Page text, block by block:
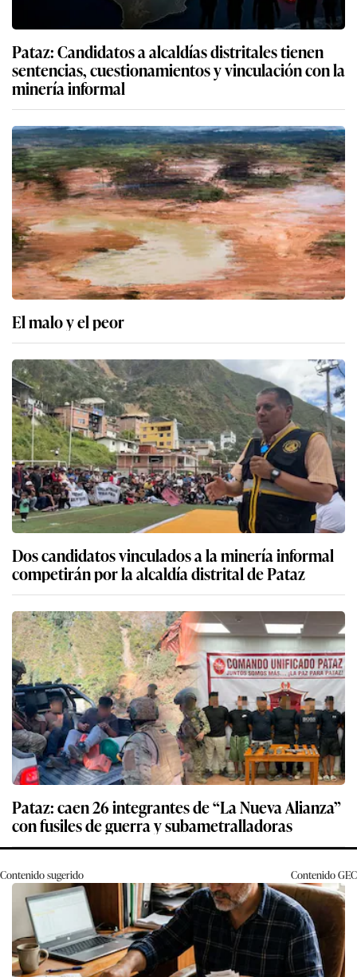
Pataz: Candidatos a alcaldías distritales tienen
sentencias, cuestionamientos y vinculación con la
minería informal
El malo y el peor
Dos candidatos vinculados a la minería informal
competirán por la alcaldía distrital de Pataz
Pataz: caen 26 integrantes de “La Nueva Alianza”
con fusiles de guerra y subametralladoras
Contenido sugerido ContenidoGEC